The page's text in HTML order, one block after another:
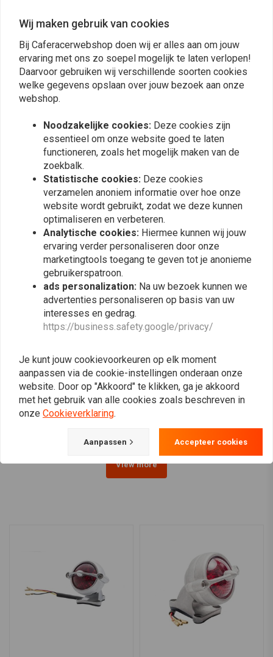
Mats O.
Some minor issues, but nothing that couldn't
be handled. Great looking and works as
expected.
Read more...
Topkwaliteit!
Plaats ook een review
Vergelijkbare producten
MOTONE
Big Fin achterlicht LED +
spatbordbevestigingsset
- zwart
€75,94
MOTONE
Mini Bates-Achterlicht |
Roestvrije Bevestigingen
| LED | Zwart / Roestvrij
€43,89
View more
Wij maken gebruik van cookies
Bij Caferacerwebshop doen wij er alles aan om jouw
ervaring met ons zo soepel mogelijk te laten verlopen!
Daarvoor gebruiken wij verschillende soorten cookies
welke gegevens opslaan over jouw bezoek aan onze
webshop.
Noodzakelijke cookies: Deze cookies zijn
essentieel om onze website goed te laten
functioneren, zoals het mogelijk maken van de
zoekbalk.
Statistische cookies: Deze cookies
verzamelen anoniem informatie over hoe onze
website wordt gebruikt, zodat we deze kunnen
optimaliseren en verbeteren.
Analytische cookies: Hiermee kunnen wij jouw
ervaring verder personaliseren door onze
marketingtools toegang te geven tot je anonieme
gebruikerspatroon.
ads personalization: Na uw bezoek kunnen we
advertenties personaliseren op basis van uw
interesses en gedrag.
https://business.safety.google/privacy/
Je kunt jouw cookievoorkeuren op elk moment
aanpassen via de cookie-instellingen onderaan onze
website. Door op "Akkoord" te klikken, ga je akkoord
met het gebruik van alle cookies zoals beschreven in
onze Cookieverklaring.
Aanpassen Accepteer cookies